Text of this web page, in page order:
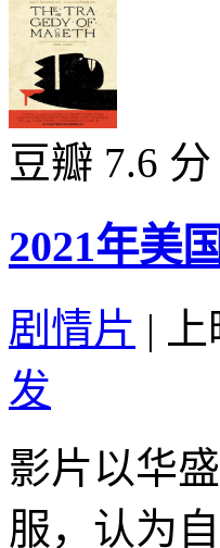
豆瓣 7.6 分
2021年美
剧情片 |
发
影片以华
服，认为